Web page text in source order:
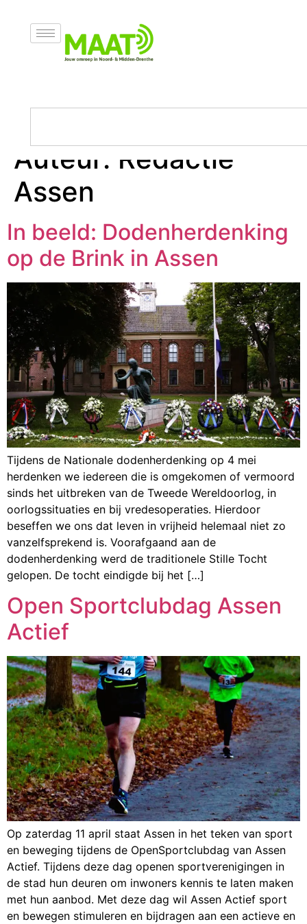
Auteur: Redactie
Assen
In beeld: Dodenherdenking
op de Brink in Assen
Tijdens de Nationale dodenherdenking op 4 mei
herdenken we iedereen die is omgekomen of vermoord
sinds het uitbreken van de Tweede Wereldoorlog, in
oorlogssituaties en bij vredesoperaties. Hierdoor
beseffen we ons dat leven in vrijheid helemaal niet zo
vanzelfsprekend is. Voorafgaand aan de
dodenherdenking werd de traditionele Stille Tocht
gelopen. De tocht eindigde bij het […]
Open Sportclubdag Assen
Actief
Op zaterdag 11 april staat Assen in het teken van sport
en beweging tijdens de OpenSportclubdag van Assen
Actief. Tijdens deze dag openen sportverenigingen in
de stad hun deuren om inwoners kennis te laten maken
met hun aanbod. Met deze dag wil Assen Actief sport
en bewegen stimuleren en bijdragen aan een actieve en